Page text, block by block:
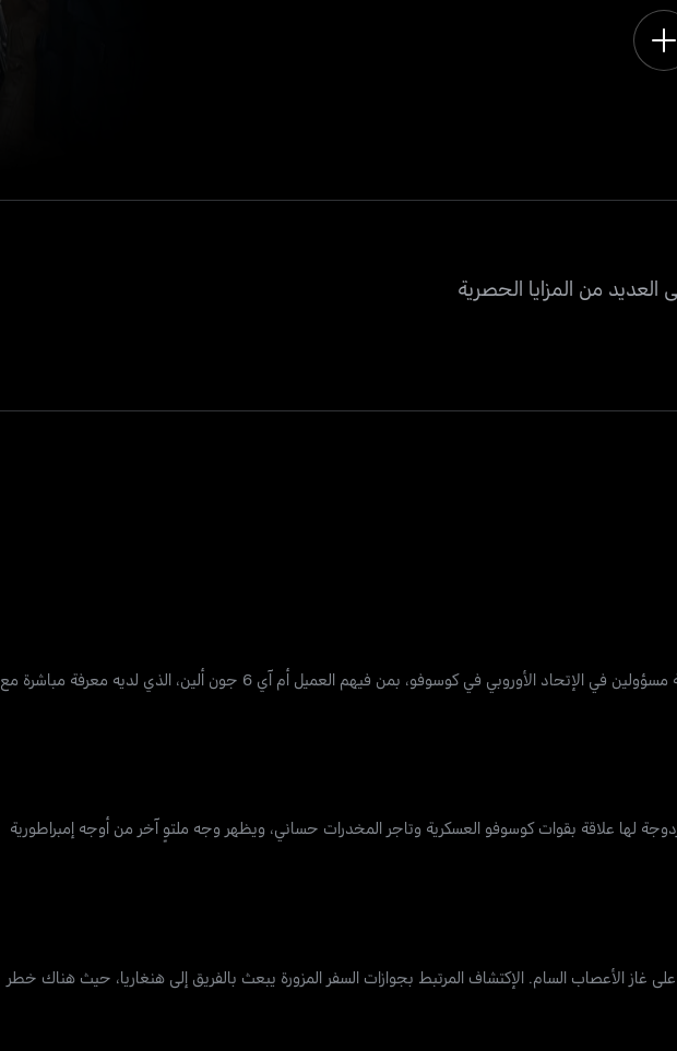
من المزايا الحصرية
تتحول مهمة الفرقة 20 في فيينا عندما يعلم الفريق أنه تم اختطاف أربعة مسؤولين في الإتحاد الأوروبي في كوسوفو، بمن فيهم العميل أم آي 6 جون ألين، الذي لديه معرفة مباشرة مع
لها علاقة بقوات كوسوفو العسكرية وتاجر المخدرات حساني، ويظهر وجه ملتوٍ آخر من أوجه إمبراطورية
غاز الأعصاب السام. الإكتشاف المرتبط بجوازات السفر المزورة يبعث بالفريق إلى هنغاريا، حيث هناك خطر